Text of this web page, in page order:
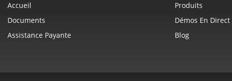
Accueil Produits
Documents
Démos En Direct
Assistance Payante
Blog